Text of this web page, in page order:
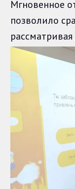
Мгновенное
позволило